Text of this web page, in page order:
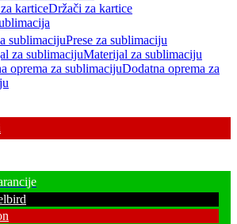
Držači za kartice
Prese za sublimaciju
Materijal za sublimaciju
Dodatna oprema za